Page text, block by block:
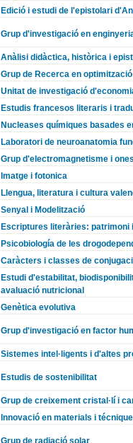
Edició i estudi de l'epistolari
Grup d'investigació en
Anàlisi didàctica, històrica i
Grup de Recerca en
Unitat de investigació
Estudis francesos literaris i
Nucleases químiques basades
Laboratori de neuroanatomia
Grup d'electromagnetisme i ones
Imatge i fotonica
Llengua, literatura i cultura
Senyal i Modelització
Escriptures literàries: patrimoni
Psicobiología de les
Caràcters i classes de
Estudi d'estabilitat,
avaluació nutricional
Genètica evolutiva
Grup d'investigació en factor
Sistemes intel·ligents i d'altes
Estudis de sostenibilitat
Grup de creixement cristal·lí i
Innovació en materials i
Grup de radiació solar